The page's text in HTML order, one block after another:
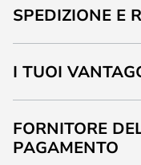
SPEDIZIONE E
I TUOI
FORNITORE
PAGAMENTO